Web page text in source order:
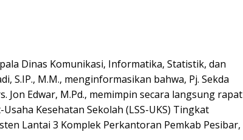
Dinas Komunikasi, Informatika, Statistik, dan
S.IP., M.M., menginformasikan bahwa, Pj. Sekda
Jon Edwar, M.Pd., memimpin secara langsung rapat
Kesehatan Sekolah (LSS-UKS) Tingkat
Lantai 3 Komplek Perkantoran Pemkab Pesibar,